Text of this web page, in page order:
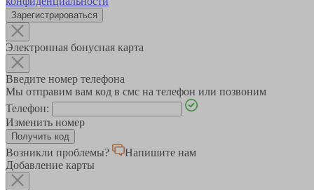
Зарегистрироваться
Электронная бонусная карта
Введите номер телефона
Мы отправим вам код в смс на телефон или позвоним
Телефон:
Изменить номер
Возникли проблемы?
Напишите нам
Добавление карты